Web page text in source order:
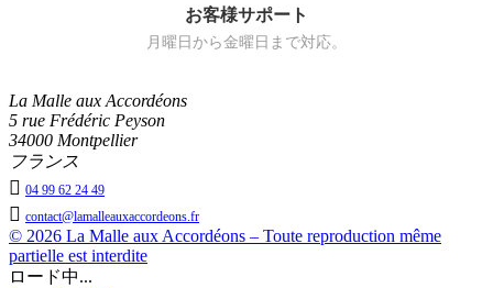
お客様サポート
月曜日から金曜日まで対応。
La Malle aux Accordéons
5 rue Frédéric Peyson
34000 Montpellier
フランス
 04 99 62 24 49
 contact@lamalleauxaccordeons.fr
© 2026 La Malle aux Accordéons – Toute reproduction même
partielle est interdite
ロード中...